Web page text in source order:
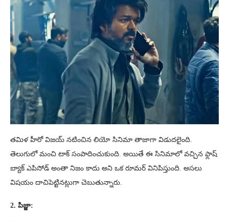
తమిళ హీరో విజయ్ నటించిన లియో సినిమా తాజాగా విడుదలైంది.
తెలుగులో మంచి టాక్ సంపాదించుకుంది. అయితే ఈ సినిమాలో వచ్చిన ఫ్లాష్
బ్యాక్ ఎపిసోడ్ అంతా నిజం కాదు అని ఒక రూమర్ వినిపిస్తుంది. అసలు
విషయం దాచిపెట్టినట్లుగా చెబుతున్నారు.
2. పిజ్జా: